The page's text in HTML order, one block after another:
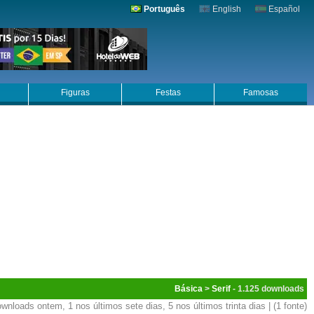
Português English Español
Figuras Festas Famosas
Básica > Serif - 1.125
ontem, 1 nos últimos sete dias, 5 nos últimos trinta dias | (1 fonte)